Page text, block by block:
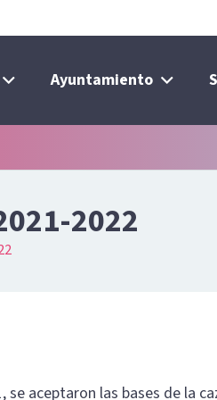
Ayuntamiento
2022
aceptaron las bases de la